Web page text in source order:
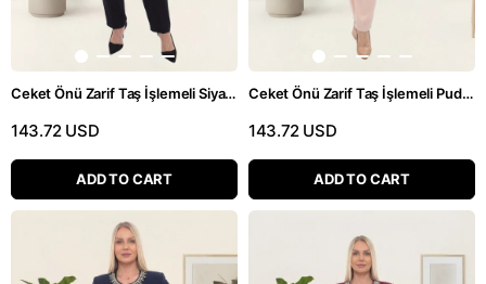
Ceket Önü Zarif Taş İşlemeli Siyah Üçlü Pantolonlu Takım
143.72 USD
ADD TO CART
Ceket Önü Zarif Taş İşlemeli Pudra Üçlü Pantolonlu Takım
143.72 USD
ADD TO CART